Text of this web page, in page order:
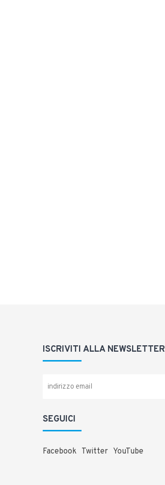
ISCRIVITI ALLA NEWSLETTER
SEGUICI
Facebook Twitter YouTube